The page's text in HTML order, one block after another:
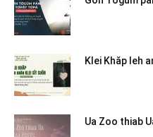
Klei Khăp leh
Ua Zoo thiab